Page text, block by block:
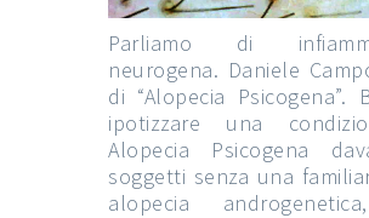
Parliamo di
neurogena. Daniele
di “Alopecia Psicogena”.
ipotizzare una
Alopecia Psicogena
soggetti senza una
alopecia